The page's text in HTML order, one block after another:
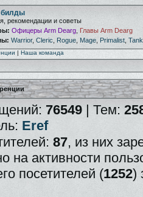
билды
рекомендации и советы
Офицеры Arm Dearg Главы Arm Dearg
Warrior, Cleric Rogue Mage Primalist Tank
| Наша команда
76549 | Тем:
Eref
87, из них
на активности
посетителей (1252)